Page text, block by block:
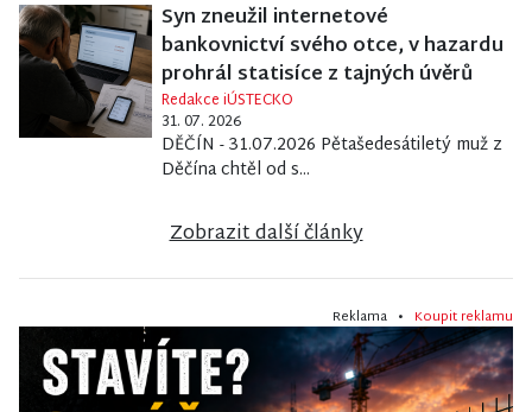
Syn zneužil internetové
bankovnictví svého otce, v hazardu
prohrál statisíce z tajných úvěrů
Redakce iÚSTECKO
31. 07. 2026
DĚČÍN - 31.07.2026 Pětašedesátiletý muž z
Děčína chtěl od s...
Zobrazit další články
Reklama • Koupit reklamu